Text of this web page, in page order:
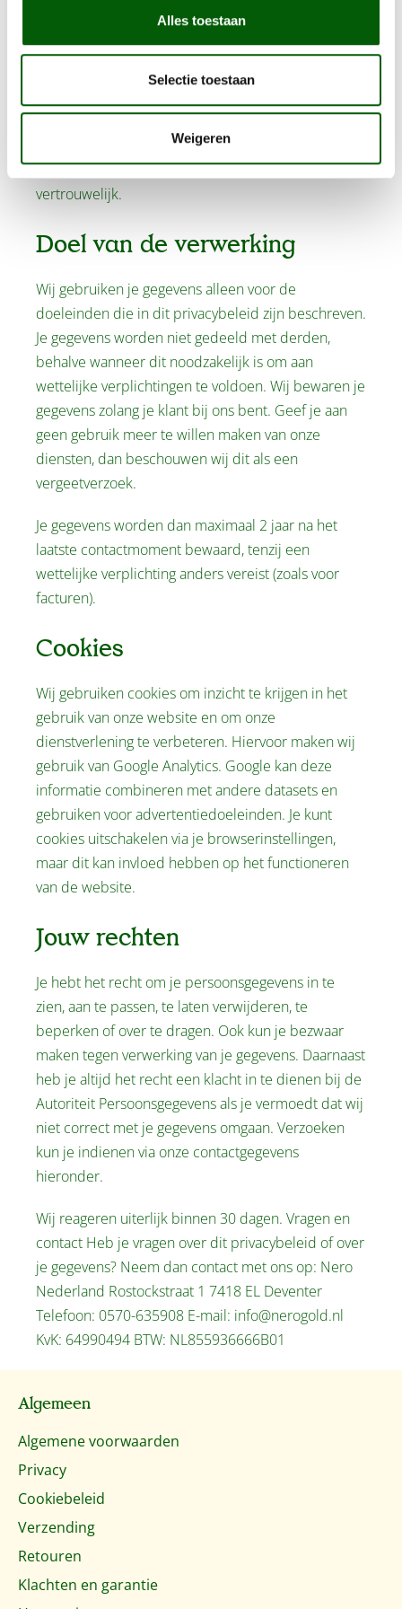
Alles toestaan
Selectie toestaan
Weigeren
Externe aanbieders
Wij verkopen onze artikelen ook via bol.com.
bol.com je bestel- en persoonsgegevens met ons.
Wij gebruiken deze gegevens uitsluitend om je
bestelling af te handelen en behandelen ze
vertrouwelijk.
Doel van de verwerking
Wij gebruiken je gegevens alleen voor de
doeleinden die in dit privacybeleid zijn beschreven.
Je gegevens worden niet gedeeld met derden,
behalve wanneer dit noodzakelijk is om aan
wettelijke verplichtingen te voldoen. Wij bewaren je
gegevens zolang je klant bij ons bent. Geef je aan
geen gebruik meer te willen maken van onze
diensten, dan beschouwen wij dit als een
vergeetverzoek.
Je gegevens worden dan maximaal 2 jaar na het
laatste contactmoment bewaard, tenzij een
wettelijke verplichting anders vereist (zoals voor
facturen).
Cookies
Wij gebruiken cookies om inzicht te krijgen in het
gebruik van onze website en om onze
dienstverlening te verbeteren. Hiervoor maken wij
gebruik van Google Analytics. Google kan deze
informatie combineren met andere datasets en
gebruiken voor advertentiedoeleinden. Je kunt
cookies uitschakelen via je browserinstellingen,
maar dit kan invloed hebben op het functioneren
van de website.
Jouw rechten
Je hebt het recht om je persoonsgegevens in te
zien, aan te passen, te laten verwijderen, te
beperken of over te dragen. Ook kun je bezwaar
maken tegen verwerking van je gegevens. Daarnaast
heb je altijd het recht een klacht in te dienen bij de
Autoriteit Persoonsgegevens als je vermoedt dat wij
niet correct met je gegevens omgaan. Verzoeken
kun je indienen via onze contactgegevens
hieronder.
Wij reageren uiterlijk binnen 30 dagen. Vragen en
contact Heb je vragen over dit privacybeleid of over
je gegevens? Neem dan contact met ons op: Nero
Nederland Rostockstraat 1 7418 EL Deventer
Telefoon: 0570-635908 E-mail: info@nerogold.nl
KvK: 64990494 BTW: NL855936666B01
Algemeen
Algemene voorwaarden
Privacy
Cookiebeleid
Verzending
Retouren
Klachten en garantie